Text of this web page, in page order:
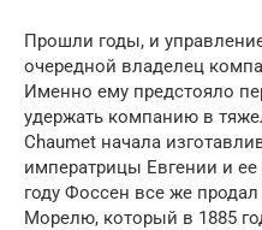
Прошли годы, и
очередной владелец
Именно ему предстояло
удержать компанию в
Chaumet начала
императрицы Евгении и
году Фоссен все же
Морелю, который в 1885